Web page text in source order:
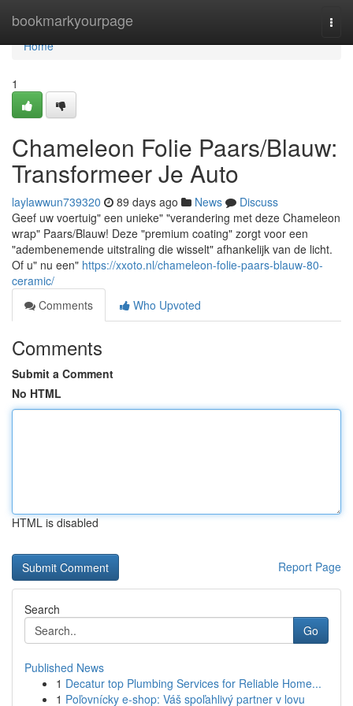
bookmarkyourpage
Home
Home
1
Chameleon Folie Paars/Blauw:
Transformeer Je Auto
laylawwun739320 89 days ago News
Discuss
Geef uw voertuig" een unieke" "verandering met deze Chameleon
wrap" Paars/Blauw! Deze "premium coating" zorgt voor een
"adembenemende uitstraling die wisselt" afhankelijk van de licht.
Of u" nu een" https://xxoto.nl/chameleon-folie-paars-blauw-80-
ceramic/
Comments
Who Upvoted
Comments
Submit a Comment
No HTML
HTML is disabled
Report Page
Search
Go
Published News
1 Decatur top Plumbing Services for Reliable Home...
1 Poľovnícky e-shop: Váš spoľahlivý partner v lovu